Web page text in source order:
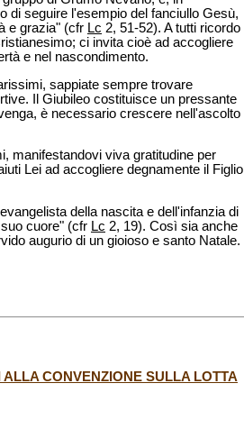
di seguire l'esempio del fanciullo Gesù,
e grazia" (cfr Lc 2, 51-52). A tutti ricordo
ci invita cioè ad accogliere
e nel nascondimento.
sappiate sempre trovare
Il Giubileo costituisce un pressante
è necessario crescere nell'ascolto
manifestandovi viva gratitudine per
Lei ad accogliere degnamente il Figlio
della nascita e dell'infanzia di
cuore" (cfr Lc 2, 19). Così sia anche
augurio di un gioioso e santo Natale.
CONVENZIONE SULLA LOTTA